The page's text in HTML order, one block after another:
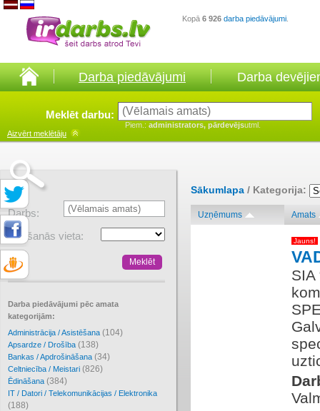
Kopā 6 926 darba piedāvājumi
Darba piedāvājumi Darba
Meklēt darbu:
Piem.: administrators, pārdevējsutml.
Aizvērt meklētāju
Darbs:
Atrašanās vieta:
Darba piedāvājumi pēc amata
kategorijām:
Administrācija / Asistēšana (104)
Apsardze / Drošība (138)
Bankas / Apdrošināšana (34)
Celtniecība / Meistari (826)
Ēdināšana (384)
IT / Datori / Telekomunikācijas / Elektronika
(188)
Sākumlapa / Kategorija:
Uzņēmums Amats
Jauns!
SIA